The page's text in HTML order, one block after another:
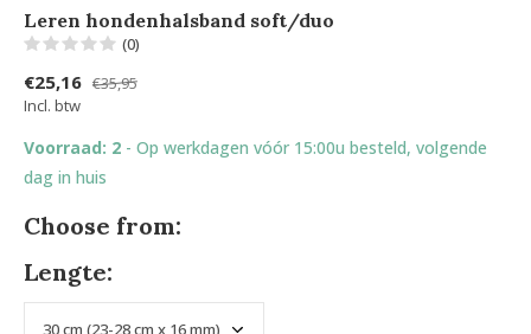
Leren hondenhalsband soft/duo
(0)
€25,16 €35,95
Incl. btw
Voorraad: 2 - Op werkdagen vóór 15:00u besteld, volgende
dag in huis
Choose from:
Lengte: